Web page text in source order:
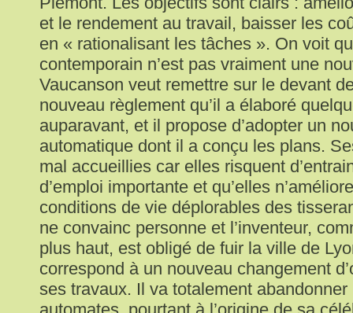
et le rendement au travail, baisser les
en « rationalisant les tâches ». On voit
contemporain n’est pas vraiment une
Vaucanson veut remettre sur le devant
nouveau règlement qu’il a élaboré
auparavant, et il propose d’adopter un
automatique dont il a conçu les plans.
mal accueillies car elles risquent
d’emploi importante et qu’elles
conditions de vie déplorables des
ne convainc personne et l’inventeur,
plus haut, est obligé de fuir la ville de
correspond à un nouveau changement
ses travaux. Il va totalement